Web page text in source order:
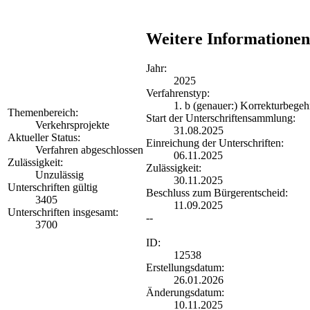
Themenbereich:
Verkehrsprojekte
Aktueller Status:
Verfahren abgeschlossen
Zulässigkeit:
Unzulässig
Unterschriften gültig
3405
Unterschriften insgesamt:
3700
Weitere Informationen
Jahr:
2025
Verfahrenstyp:
1. b (genauer:)
Start der Unterschriftensammlung:
31.08.2025
Einreichung der Unterschriften:
06.11.2025
Zulässigkeit:
30.11.2025
Beschluss zum Bürgerentscheid:
11.09.2025
--
ID:
12538
Erstellungsdatum:
26.01.2026
Änderungsdatum:
10.11.2025